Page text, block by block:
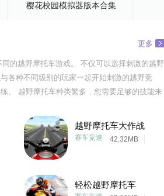
樱花校园模拟器版本合集
更多
的越野摩托车游戏。 不仅可以选择刺激的越野
各种不同级别的玩家一起开始刺激的越野竞
。 越野摩托车种类繁多，您需要足够的技能来
越野摩托车大作战
42.32MB
赛车竞速
轻松越野摩托车